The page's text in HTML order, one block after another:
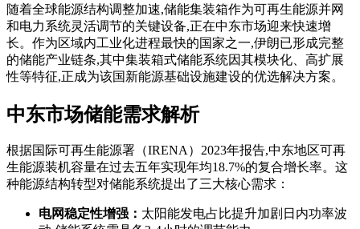
随着全球能源结构调整加速,储能集装箱作为可再生能源并网
和电力系统灵活调节的关键设备,正在中东市场迎来快速增
长。作为区域内工业化进程最快的国家之一,伊朗已形成完整
的储能产业链条,其中集装箱式储能系统因其模块化、高扩展
性等特征,正成为该国新能源基础设施建设的优选解决方案。
中东市场储能需求解析
根据国际可再生能源署（IRENA）2023年报告,中东地区可再
生能源装机容量在过去五年实现年均18.7%的复合增长率。这
种能源结构转型对储能系统提出了三大核心需求：
电网稳定性增强： 太阳能发电占比提升加剧日内功率波